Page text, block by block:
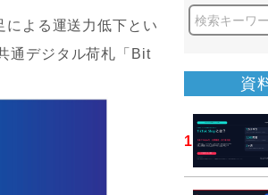
による運送力低下とい
通デジタル荷札「Bit
資
1